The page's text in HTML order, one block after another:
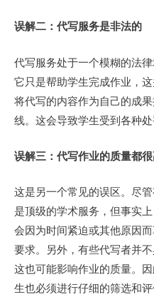
误解二：代写服务是非法的
代写服务处于一个模糊的法
它只是帮助学生完成作业，
将代写的内容作为自己的成
线。这会导致学生受到各种处
误解三：代写作业的质量都
这是另一个常见的误区。尽
是顶级的学术服务，但事实
会因为时间紧迫或其他原因
要求。另外，有些代写者并
这也可能影响作业的质量。
生也必须进行仔细的筛选和评